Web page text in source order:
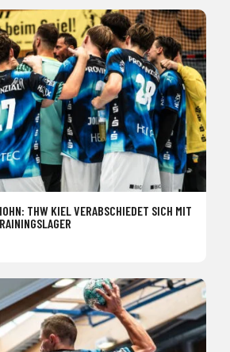
THW KIEL VERABSCHIEDET SICH MIT